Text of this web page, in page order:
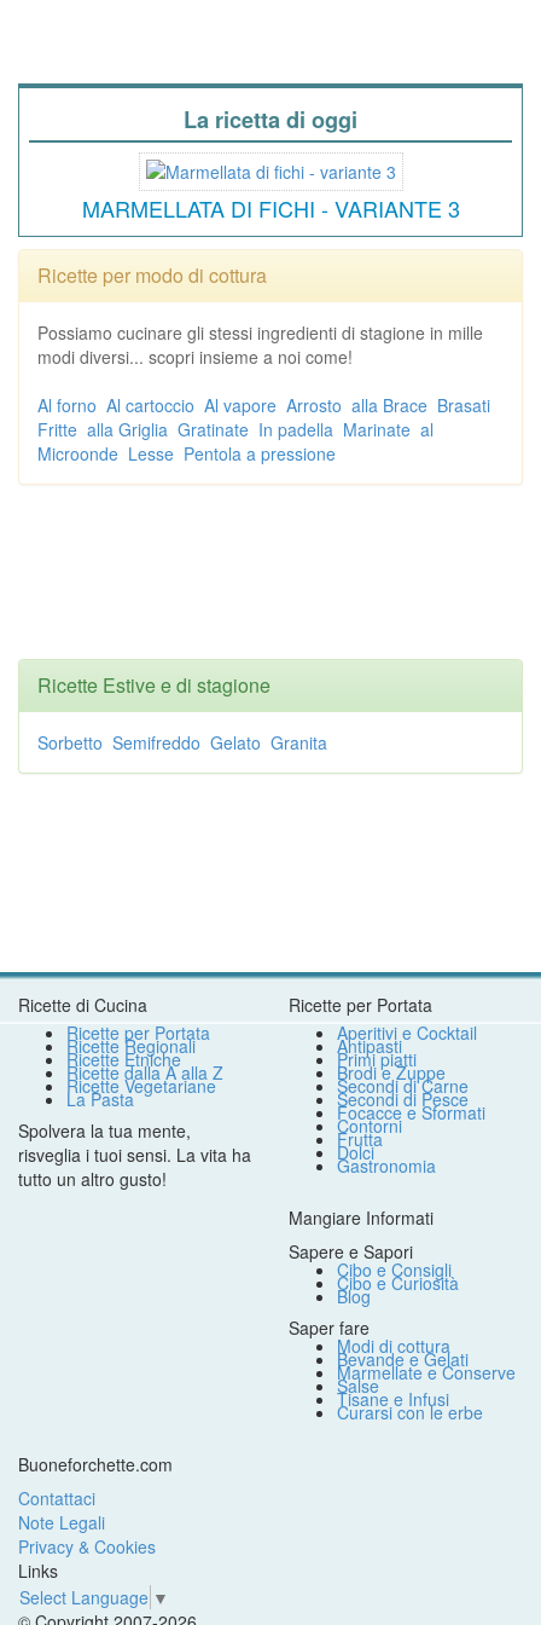
La ricetta di oggi
MARMELLATA DI FICHI - VARIANTE 3
Ricette per modo di cottura
Possiamo cucinare gli stessi ingredienti di stagione in mille
modi diversi... scopri insieme a noi come!
Al forno Al cartoccio Al vapore Arrosto alla Brace Brasati
Fritte alla Griglia Gratinate In padella Marinate al
Microonde Lesse Pentola a pressione
Ricette Estive e di stagione
Sorbetto Semifreddo Gelato Granita
Ricette di Cucina
Ricette per Portata
Ricette Regionali
Ricette Etniche
Ricette dalla A alla Z
Ricette Vegetariane
La Pasta
Spolvera la tua mente,
risveglia i tuoi sensi. La vita ha
tutto un altro gusto!
Ricette per Portata
Aperitivi e Cocktail
Antipasti
Primi piatti
Brodi e Zuppe
Secondi di Carne
Secondi di Pesce
Focacce e Sformati
Contorni
Frutta
Dolci
Gastronomia
Mangiare Informati
Sapere e Sapori
Cibo e Consigli
Cibo e Curiosità
Blog
Saper fare
Modi di cottura
Bevande e Gelati
Marmellate e Conserve
Salse
Tisane e Infusi
Curarsi con le erbe
Buoneforchette.com
Contattaci
Note Legali
Privacy & Cookies
Links
Select Language ▼